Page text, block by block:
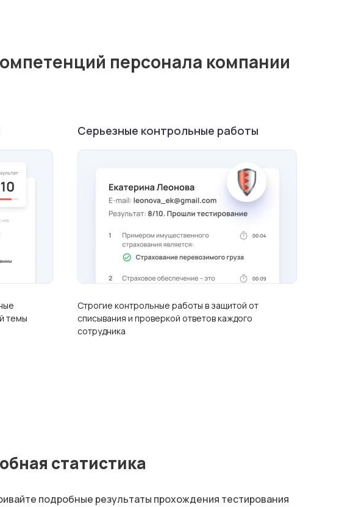
персонала компании
темы
Серьезные контрольные работы
Строгие контрольные работы в защитой от
списывания и проверкой ответов каждого
сотрудника
статистика
подробные результаты прохождения тестирования